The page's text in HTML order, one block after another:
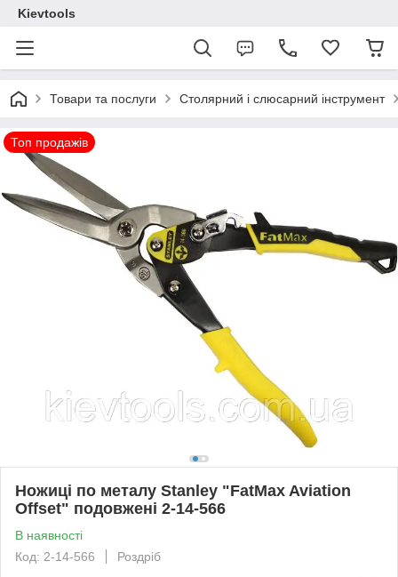
Kievtools
Товари та послуги Столярний і слюсарний інструмент
Топ продажів
Ножиці по металу Stanley "FatMax Aviation
Offset" подовжені 2-14-566
В наявності
Код: 2-14-566
Роздріб